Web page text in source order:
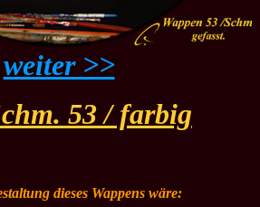
weiter >>
53 / farbig
dieses Wappens wäre: